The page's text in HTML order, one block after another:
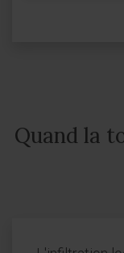
Quand la